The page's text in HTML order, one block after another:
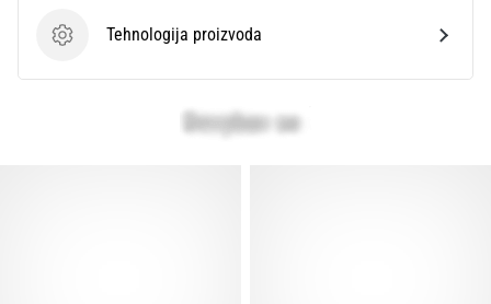
Tehnologija proizvoda
Tehnologija proizvoda